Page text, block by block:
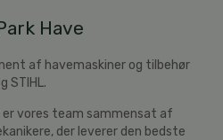
Have
af havemaskiner og tilbehør
STIHL.
vores team sammensat af
der leverer den bedste